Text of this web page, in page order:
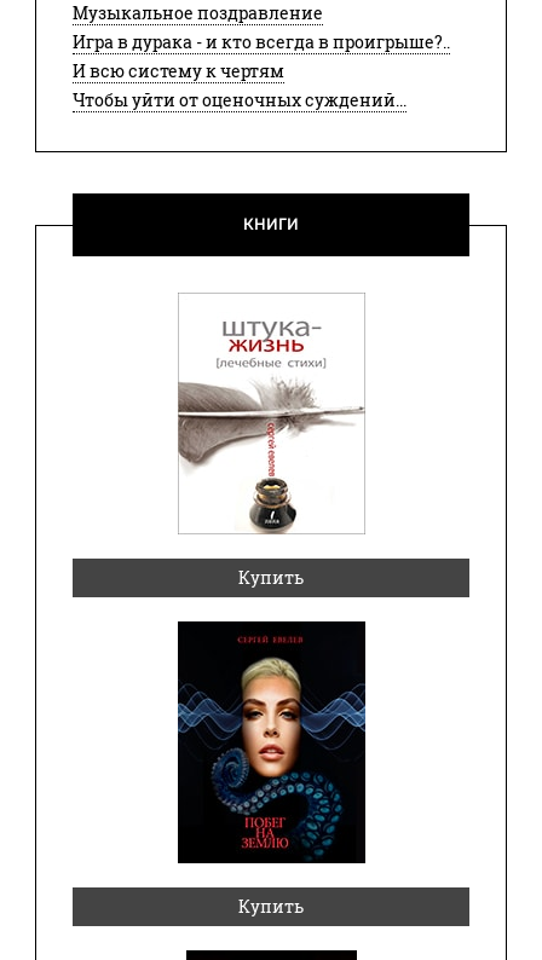
Музыкальное поздравление
Игра в дурака - и кто всегда в проигрыше?..
И всю систему к чертям
Чтобы уйти от оценочных суждений...
КНИГИ
Купить
Купить